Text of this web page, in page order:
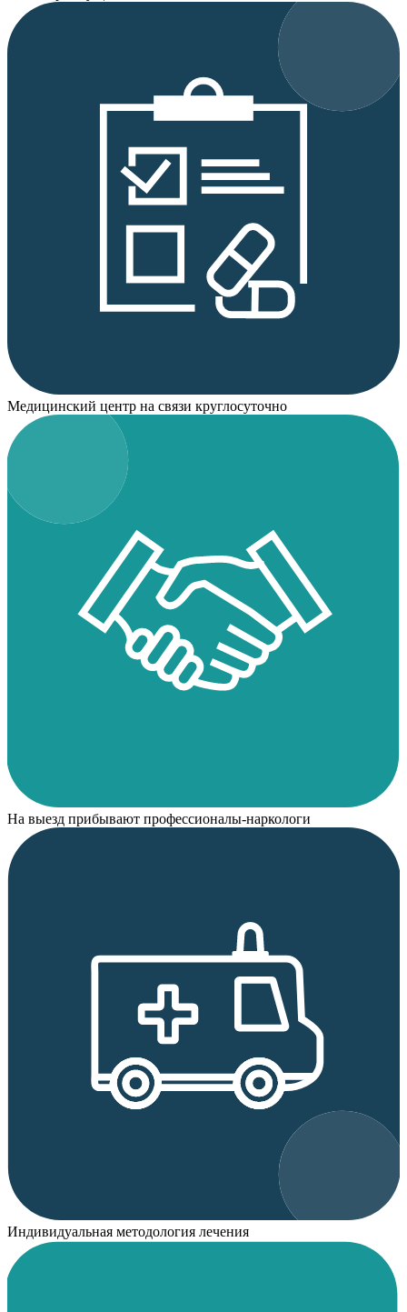
Медицинский центр на связи круглосуточно
На выезд прибывают профессионалы-наркологи
Индивидуальная методология лечения